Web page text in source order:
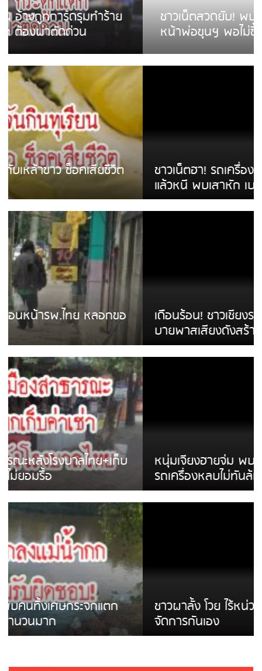
ชาวเน็ตสวดยับ! พบพม่าเร่ขายพวงมาลัย
หน้าพ่อขุนฯ พอไม่ซื้อเดินตาม
ชาวเน็ตฮา! รถเครื่องแม่สายชนป้ายร้านโลงศพ
แล้วหนี พบเสาหัก เบรคหัก หวิดได้ใช้บริการ
เดือนร้อน! ชาวเชียงรายบ่นรถ Isuzu สีขาวซิ่ง
บายพาสเสียงดังสร้างความรำคาญ
หนุ่มเจียงฮายจ่ม พบถังน้ำดื่มตกกลางถนน
รถเครื่องหลบไม่ทันล้มบาดเจ็บ
ชาวผาลั้ง โวย ไร้หน่วยงานดูแล ดินสไลด์ ต้อง
จัดการกันเอง